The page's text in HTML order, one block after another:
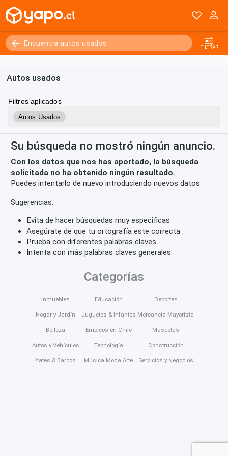
FILTRAR
Autos usados
Filtros aplicados
Autos Usados
Su búsqueda no mostró ningún anuncio.
Con los datos que nos has aportado, la búsqueda
solicitada no ha obtenido ningún resultado.
Puedes intentarlo de nuevo introduciendo nuevos datos
Sugerencias:
Evita de hacer búsquedas muy especificas
Asegúrate de que tu ortografía este correcta.
Prueba con diferentes palabras claves.
Intenta con más palabras claves generales.
Categorías
Inmuebles
Hogar y Jardín
Belleza
Autos y Vehículos
Yates & Barcos
Educación
Juguetes & Infantes
Empleos en Chile
Tecnología
Música Moda Arte
Deportes
Mercancía Mayorista
Mascotas
Construcción
Servicios y Negocios
Kilómetros